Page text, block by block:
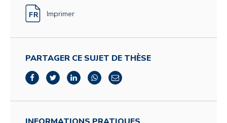
Imprimer
PARTAGER CE SUJET DE THÈSE